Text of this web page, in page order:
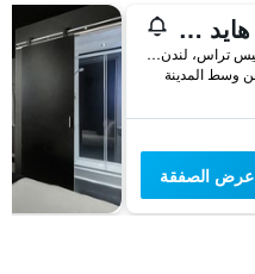
سمارت هايد بارك إن هوستل
48-50 إينفيرنيس تراس، لندن ، المملكة المتحدة, لندن, المملكة المتحدة
عرض الصفقة